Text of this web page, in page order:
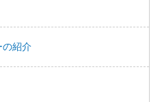
の紹介